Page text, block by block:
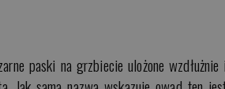
paski na grzbiecie ulożone wzdłużnie i